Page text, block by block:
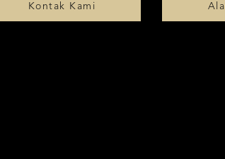
Kontak Kami